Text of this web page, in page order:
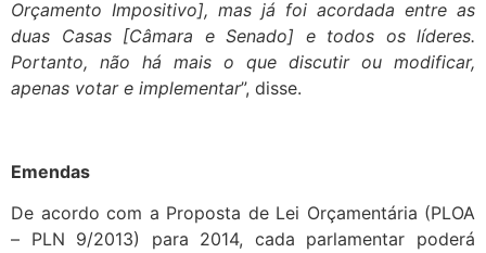
Orçamento Impositivo], mas já foi acordada entre as
duas Casas [Câmara e Senado] e todos os líderes.
Portanto, não há mais o que discutir ou modificar,
apenas votar e implementar”, disse.
Emendas
De acordo com a Proposta de Lei Orçamentária (PLOA
– PLN 9/2013) para 2014, cada parlamentar poderá